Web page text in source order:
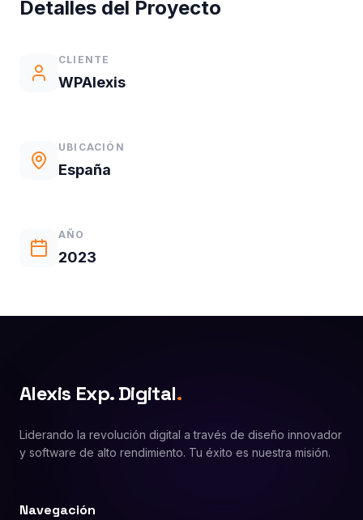
Detalles del Proyecto
CLIENTE
WPAlexis
UBICACIÓN
España
AÑO
2023
Alexis Exp. Digital.
Liderando la revolución digital a través de diseño innovador
y software de alto rendimiento. Tu éxito es nuestra misión.
Navegación